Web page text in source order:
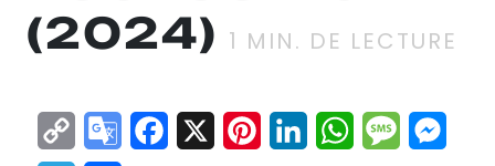
(2024) 1 MIN. DE LECTURE
Copy GoogleFacebook
X Pinterest
LinkedInWhatsApp